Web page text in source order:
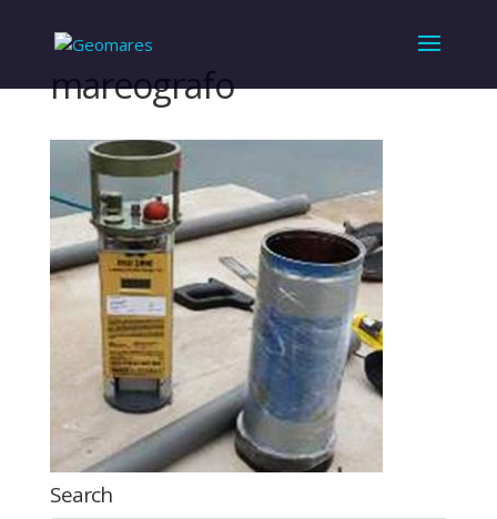
mareografo
Search